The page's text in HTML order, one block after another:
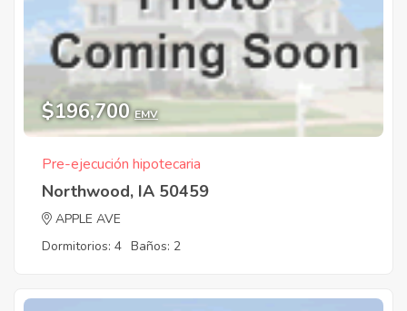
$196,700 EMV
Pre-ejecución hipotecaria
Northwood, IA 50459
APPLE AVE
Dormitorios: 4 Baños: 2